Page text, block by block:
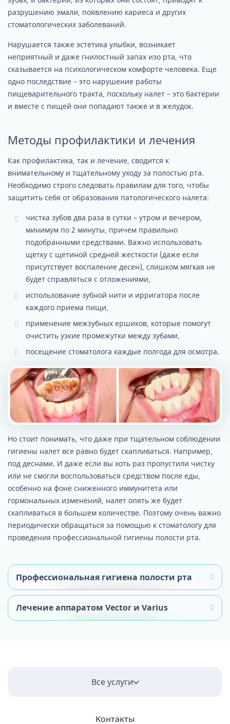
разрушению эмали, появлению кариеса и других
стоматологических заболеваний.
Нарушается также эстетика улыбки, возникает
неприятный и даже гнилостный запах изо рта, что
сказывается на психологическом комфорте человека. Еще
одно последствие – это нарушение работы
пищеварительного тракта, поскольку налет – это бактерии
и вместе с пищей они попадают также и в желудок.
Методы профилактики и лечения
Как профилактика, так и лечение, сводится к
внимательному и тщательному уходу за полостью рта.
Необходимо строго следовать правилам для того, чтобы
защитить себя от образования патологического налета:
чистка зубов два раза в сутки – утром и вечером,
минимум по 2 минуты, причем правильно
подобранными средствами. Важно использовать
щетку с щетиной средней жесткости (даже если
присутствует воспаление десен), слишком мягкая не
будет справляться с отложениями,
использование зубной нити и ирригатора после
каждого приема пищи,
применение межзубных ершиков, которые помогут
очистить узкие промежутки между зубами,
посещение стоматолога каждые полгода для осмотра.
Но стоит понимать, что даже при тщательном соблюдении
гигиены налет все равно будет скапливаться. Например,
под деснами. И даже если вы хоть раз пропустили чистку
или не смогли воспользоваться средством после еды,
особенно на фоне сниженного иммунитета или
гормональных изменений, налет опять же будет
скапливаться в большем количестве. Поэтому очень важно
периодически обращаться за помощью к стоматологу для
проведения профессиональной гигиены полости рта.
Профессиональная гигиена полости рта
Процедура позволяет быстро и эффективно
этого используется комплексный подход:
Лечение аппаратом Vector и Varius
Все услуги
Контакты